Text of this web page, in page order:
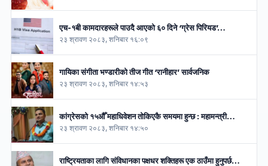
एच-१बी कामदारहरूले पाउदै आएको ६० दिने ‘ग्रेस पिरियड’…
२३ श्रावण २०८३, शनिबार १६:०९
गायिका संगीता भण्डारीको तीज गीत ‘रानीहार’ सार्वजनिक
२३ श्रावण २०८३, शनिबार १४:५३
कांग्रेसको १५औँ महाधिवेशन तोकिएकै समयमा हुन्छ : महामन्त्री…
२३ श्रावण २०८३, शनिबार १४:५०
राष्ट्रियताका लागि संविधानका पक्षधर शक्तिहरू एक ठाउँमा हुनुपर्छ…